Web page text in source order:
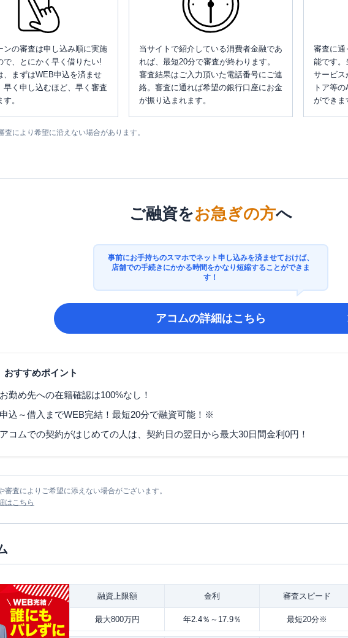
ンの審査は申し込み順に実施
で、とにかく早く借りたい!
、まずはWEB申込を済ませ
早く申し込むほど、早く審査
。
当サイトで紹介している消費者金融であ
れば、最短20分で審査が終わります。
審査結果はご入力頂いた電話番号にご連
絡。審査に通れば希望の銀行口座にお金
が振り込まれます。
審査に通
能です。
サービス
トア等
ができま
査により希望に沿えない場合があります。
ご融資をお急ぎの方へ
事前にお手持ちのスマホでネット申し込みを済ませておけば、
店舗での手続きにかかる時間をかなり短縮することができま
す！
アコムの詳細はこちら
おすすめポイント
お勤め先への在籍確認は100%なし！
申込～借入までWEB完結！最短20分で融資可能！※
アコムでの契約がはじめての人は、契約日の翌日から最大30日間金利0円！
審査によりご希望に添えない場合がございます。
はこちら
融資上限額 金利 審査スピード
最大800万円 年2.4％～17.9％ 最短20分※